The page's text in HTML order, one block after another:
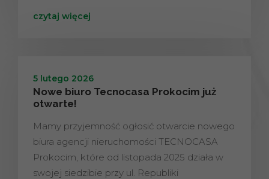
czytaj więcej
5 lutego 2026
Nowe biuro Tecnocasa Prokocim już
otwarte!
Mamy przyjemność ogłosić otwarcie nowego
biura agencji nieruchomości TECNOCASA
Prokocim, które od listopada 2025 działa w
swojej siedzibie przy ul. Republiki